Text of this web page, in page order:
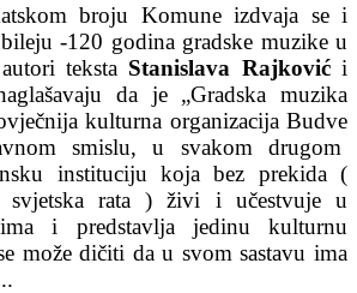
broju Komune izdvaja se i
-120 godina gradske muzike u
teksta Stanislava Rajković i
da je „Gradska muzika
kulturna organizacija Budve
smislu, u svakom drugom
instituciju koja bez prekida (
rata ) živi i učestvuje u
i predstavlja jedinu kulturnu
može dičiti da u svom sastavu ima